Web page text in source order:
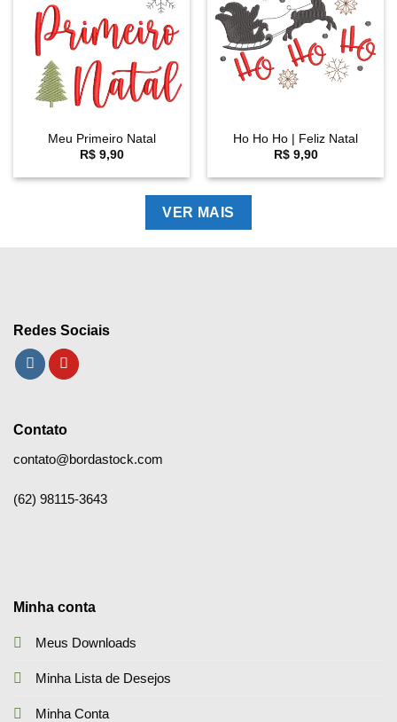
Meu Primeiro Natal
R$9,90
Ho Ho Ho | Feliz Natal
R$9,90
VER MAIS
Redes Sociais
Minha conta
Meus Downloads
Minha Lista de Desejos
Minha Conta
Contato
contato@bordastock.com
(62) 98115-3643